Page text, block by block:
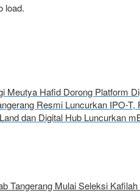
load.
Meutya Hafid Dorong Platform
Resmi Luncurkan IPO-
dan Digital Hub Luncurkan
Tangerang Mulai Seleksi